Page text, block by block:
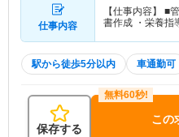
仕事内容
【仕事内容】 ■
書作成 ・栄養指
駅から徒歩5分以内 車通勤可
保存する
この